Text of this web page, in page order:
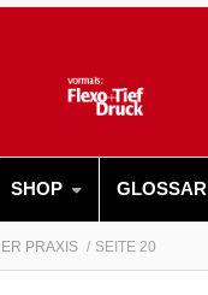
SHOP GLOSSAR
PRAXIS SEITE 20